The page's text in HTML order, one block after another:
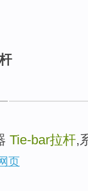
Tie-bar拉杆,
页